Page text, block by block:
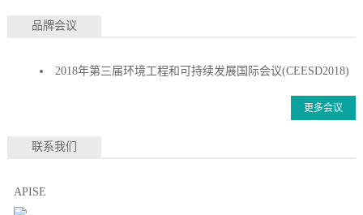
品牌会议
2018年第三届环境工程和可持续发展国际会议(CEESD2018)
更多会议
联系我们
APISE